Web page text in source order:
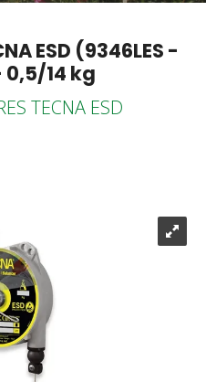
ESD (9346LES -
0,5/14 kg
TECNA ESD